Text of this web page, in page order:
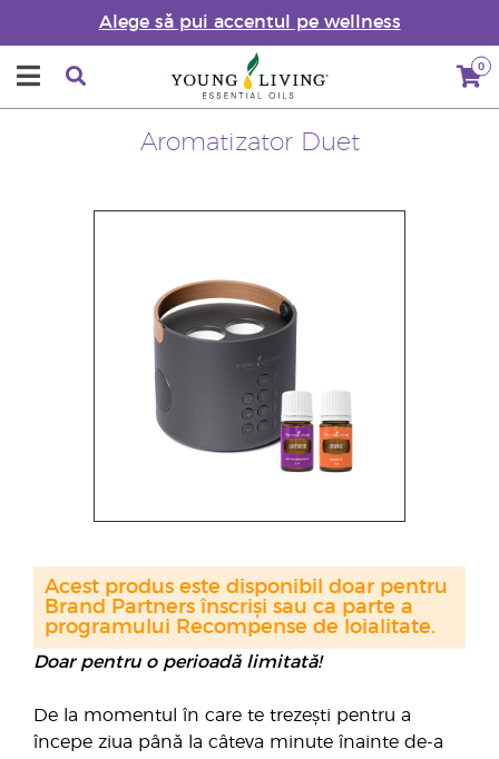
Alege să pui accentul pe wellness
0
Aromatizator Duet
Doar pentru o perioadă limitată!
De la momentul în care te trezești pentru a
începe ziua până la câteva minute înainte de-a
Acest produs este disponibil doar pentru
Brand Partners înscriși sau ca parte a
programului Recompense de loialitate.